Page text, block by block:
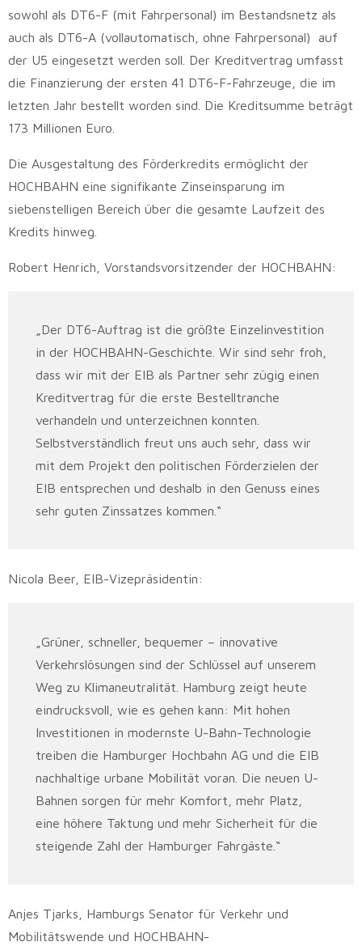
sowohl als DT6-F (mit Fahrpersonal) im Bestandsnetz als
auch als DT6-A (vollautomatisch, ohne Fahrpersonal) auf
der U5 eingesetzt werden soll. Der Kreditvertrag umfasst
die Finanzierung der ersten 41 DT6-F-Fahrzeuge, die im
letzten Jahr bestellt worden sind. Die Kreditsumme beträgt
173 Millionen Euro.
Die Ausgestaltung des Förderkredits ermöglicht der
HOCHBAHN eine signifikante Zinseinsparung im
siebenstelligen Bereich über die gesamte Laufzeit des
Kredits hinweg.
Robert Henrich, Vorstandsvorsitzender der HOCHBAHN:
„Der DT6-Auftrag ist die größte Einzelinvestition
in der HOCHBAHN-Geschichte. Wir sind sehr froh,
dass wir mit der EIB als Partner sehr zügig einen
Kreditvertrag für die erste Bestelltranche
verhandeln und unterzeichnen konnten.
Selbstverständlich freut uns auch sehr, dass wir
mit dem Projekt den politischen Förderzielen der
EIB entsprechen und deshalb in den Genuss eines
sehr guten Zinssatzes kommen.“
Nicola Beer, EIB-Vizepräsidentin:
„Grüner, schneller, bequemer – innovative
Verkehrslösungen sind der Schlüssel auf unserem
Weg zu Klimaneutralität. Hamburg zeigt heute
eindrucksvoll, wie es gehen kann: Mit hohen
Investitionen in modernste U-Bahn-Technologie
treiben die Hamburger Hochbahn AG und die EIB
nachhaltige urbane Mobilität voran. Die neuen U-
Bahnen sorgen für mehr Komfort, mehr Platz,
eine höhere Taktung und mehr Sicherheit für die
steigende Zahl der Hamburger Fahrgäste.“
Anjes Tjarks, Hamburgs Senator für Verkehr und
Mobilitätswende und HOCHBAHN-